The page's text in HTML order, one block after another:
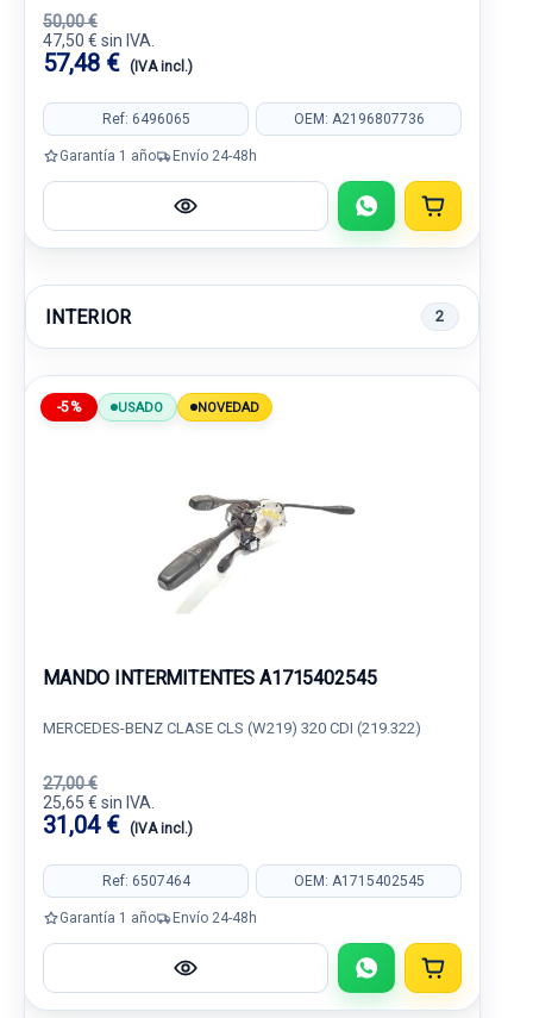
50,00 €
47,50 € sin IVA.
57,48 € (IVA incl.)
Ref: 6496065 OEM: A2196807736
Garantía 1 año Envío 24-48h
INTERIOR 2
-5% USADO NOVEDAD
MANDO INTERMITENTES A1715402545
MERCEDES-BENZ CLASE CLS (W219) 320 CDI (219.322)
27,00 €
25,65 € sin IVA.
31,04 € (IVA incl.)
Ref: 6507464 OEM: A1715402545
Garantía 1 año Envío 24-48h